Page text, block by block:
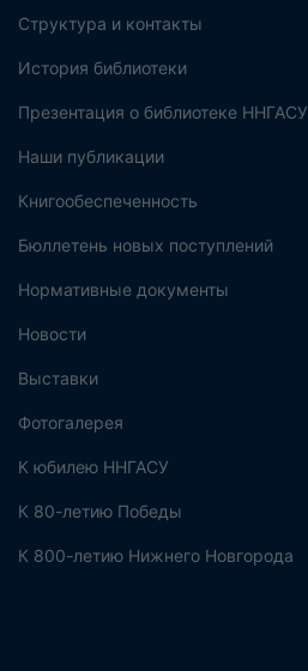
Структура и контакты
История библиотеки
Презентация о библиотеке ННГАСУ
Наши публикации
Книгообеспеченность
Бюллетень новых поступлений
Нормативные документы
Новости
Выставки
Фотогалерея
К юбилею ННГАСУ
К 80-летию Победы
К 800-летию Нижнего Новгорода